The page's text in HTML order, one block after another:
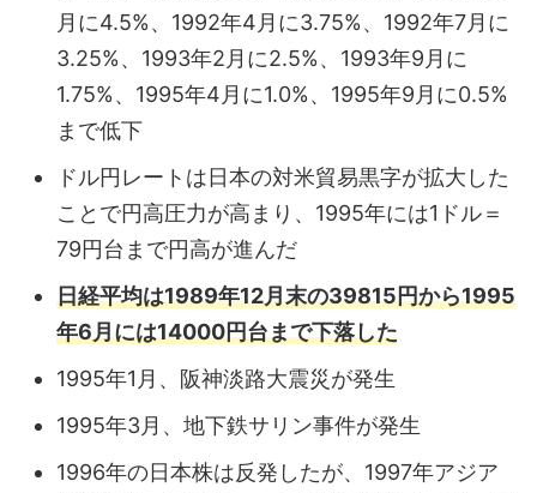
月に4.5%、1992年4月に3.75%、1992年7月に
3.25%、1993年2月に2.5%、1993年9月に
1.75%、1995年4月に1.0%、1995年9月に0.5%
まで低下
ドル円レートは日本の対米貿易黒字が拡大した
ことで円高圧力が高まり、1995年には1ドル＝
79円台まで円高が進んだ
日経平均は1989年12月末の39815円から1995
年6月には14000円台まで下落した
1995年1月、阪神淡路大震災が発生
1995年3月、地下鉄サリン事件が発生
1996年の日本株は反発したが、1997年アジア